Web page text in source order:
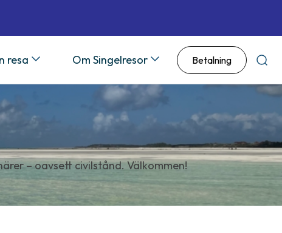
resa Om Singelresor Betalning Sök
– oavsett civilstånd. Välkommen!